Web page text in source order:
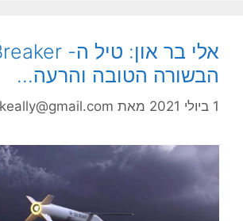
הבשורה הטובה והרעה…
1 ביולי 2021 מאת